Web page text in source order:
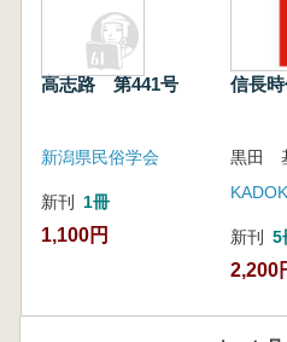
高志路 第441号
新潟県民俗学会
新刊 1冊
1,100円
信長
黒田
新刊 5
2,200